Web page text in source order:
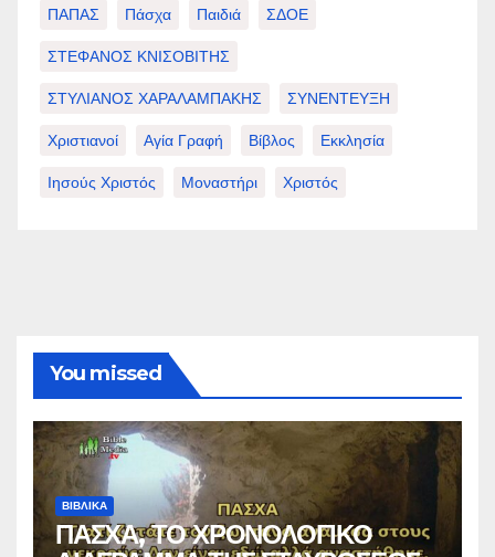
ΠΑΠΑΣ Πάσχα Παιδιά ΣΔΟΕ
ΣΤΕΦΑΝΟΣ ΚΝΙΣΟΒΙΤΗΣ
ΣΤΥΛΙΑΝΟΣ ΧΑΡΑΛΑΜΠΑΚΗΣ ΣΥΝΕΝΤΕΥΞΗ
Χριστιανοί Αγία Γραφή Βίβλος Εκκλησία
Ιησούς Χριστός Μοναστήρι Χριστός
You missed
ΒΙΒΛΙΚΑ
ΠΑΣΧΑ, ΤΟ ΧΡΟΝΟΛΟΓΙΚΟ